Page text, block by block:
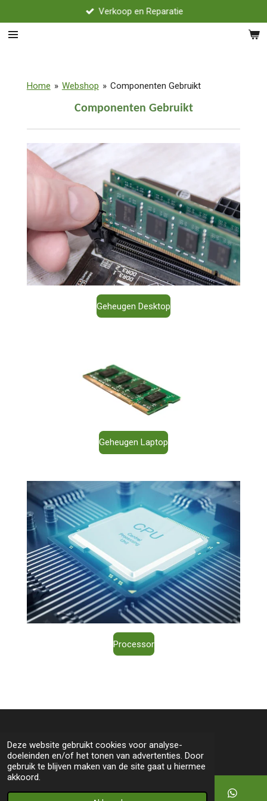
Deze website gebruikt cookies voor analyse-
doeleinden en/of het tonen van advertenties. Door
gebruik te blijven maken van de site gaat u hiermee
akkoord.
direct
naar
Verkoop en Reparatie
Home » Webshop » Componenten Gebruikt
Componenten Gebruikt
Geheugen Desktop
Geheugen Laptop
Processor
© 2022 - 2026 Lucien Computers